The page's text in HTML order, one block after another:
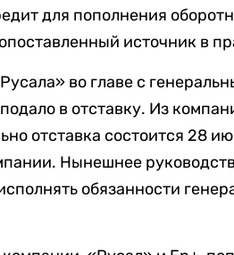
для пополнения
источник в
во главе с
в отставку. Из
отставка состоится 28
Нынешнее
обязанности